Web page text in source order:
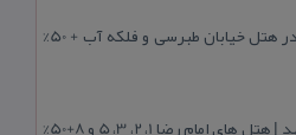
لیست هتل آپارتمان های مشهد در هتل خیابان طبرسی و فلکه آب + 50%
رزرو هتل در خیابان امام رضا مشهد | هتل‌ های امام رضا 1، 2، 3، 5 و 8+50%